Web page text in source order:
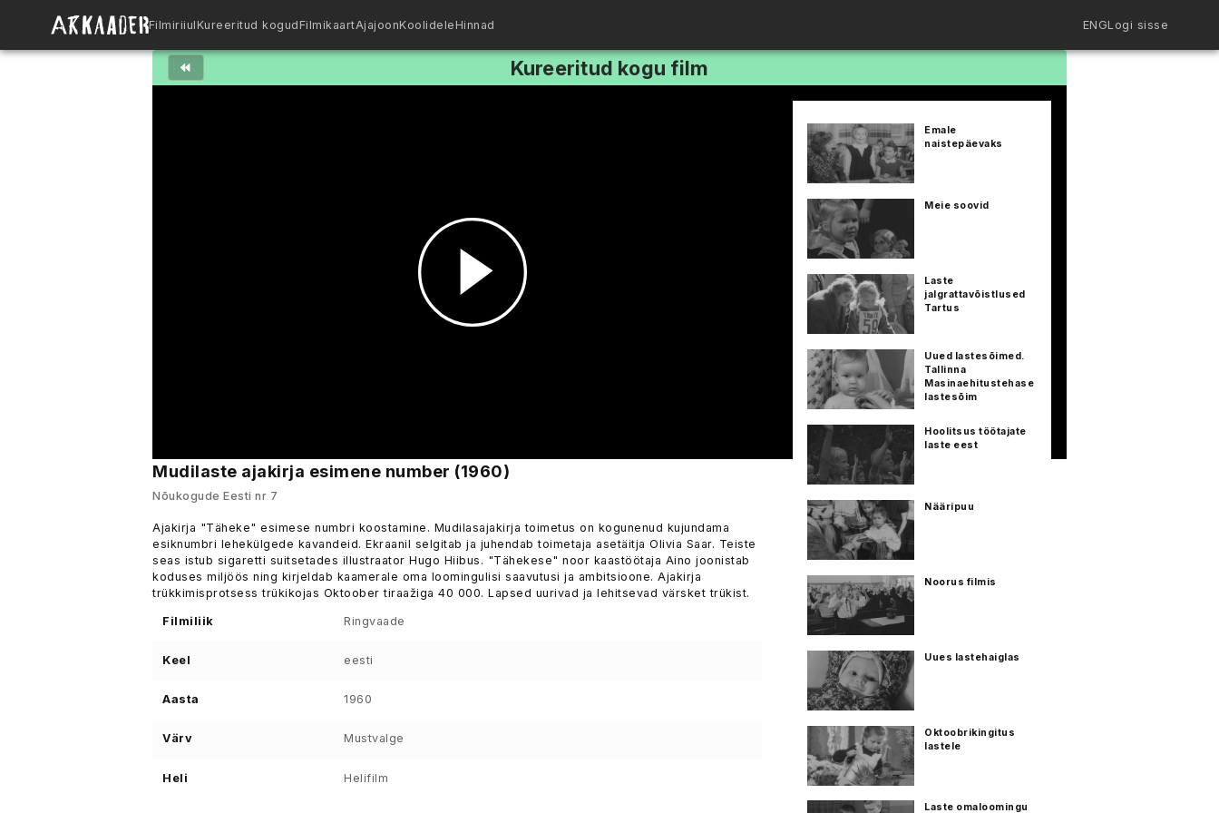
Filmiriiul Kureeritud kogud FilmikaartAjajoonKoolidele Hinnad ENGLogi sisse
Kureeritud kogu film
Esita
video
Mudilaste ajakirja esimene number (1960)
Nõukogude Eesti nr 7
Ajakirja "Täheke" esimese numbri koostamine. Mudilasajakirja toimetus on kogunenud kujundama
esiknumbri lehekülgede kavandeid. Ekraanil selgitab ja juhendab toimetaja asetäitja Olivia Saar. Teiste
seas istub sigaretti suitsetades illustraator Hugo Hiibus. "Tähekese" noor kaastöötaja Aino joonistab
koduses miljöös ning kirjeldab kaamerale oma loomingulisi saavutusi ja ambitsioone. Ajakirja
trükkimisprotsess trükikojas Oktoober tiraažiga 40 000. Lapsed uurivad ja lehitsevad värsket trükist.
Filmiliik Ringvaade
Keel eesti
Aasta 1960
Värv Mustvalge
Heli Helifilm
Emale
naistepäevaks
Meie soovid
Laste
jalgrattavõistlused
Tartus
Uued lastesõimed.
Tallinna
Masinaehitustehase
lastesõim
Hoolitsus töötajate
laste eest
Nääripuu
Noorus filmis
Uues lastehaiglas
Oktoobrikingitus
lastele
Laste omaloomingu